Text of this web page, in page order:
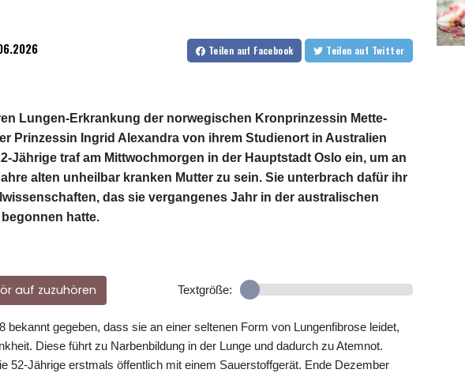
Teilen auf Facebook Teilen auf Twitter
Lungen-Erkrankung der norwegischen Kronprinzessin Mette-
Prinzessin Ingrid Alexandra von ihrem Studienort in Australien
Jährige traf am Mittwochmorgen in der Hauptstadt Oslo ein, um an
alten unheilbar kranken Mutter zu sein. Sie unterbrach dafür ihr
das sie vergangenes Jahr in der australischen
hatte.
auf zuzuhören Textgröße:
bekannt gegeben, dass sie an einer seltenen Form von Lungenfibrose leidet,
Diese führt zu Narbenbildung in der Lunge und dadurch zu Atemnot.
52-Jährige erstmals öffentlich mit einem Sauerstoffgerät. Ende Dezember